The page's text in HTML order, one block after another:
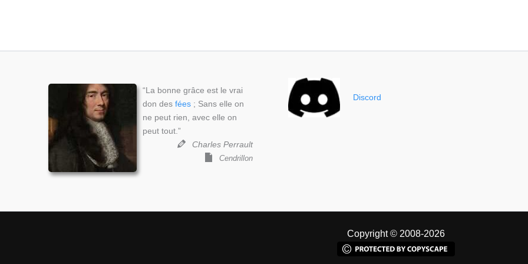
“La bonne grâce est le vrai
don des fées ; Sans elle on
ne peut rien, avec elle on
peut tout.”
Charles Perrault
Cendrillon
Discord
Copyright © 2008-2026